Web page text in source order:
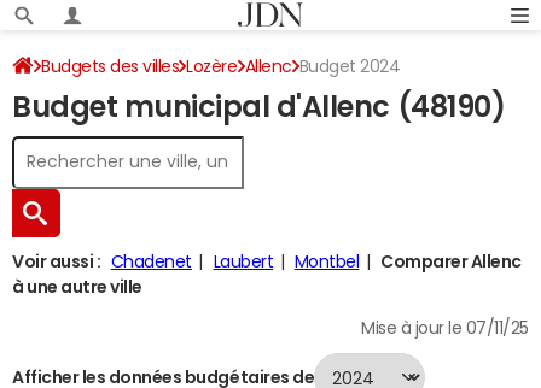
Budgets des villes Lozère Allenc Budget 2024
Budget municipal d'Allenc (48190)
Voir aussi : Chadenet Laubert Montbel
Comparer Allenc
à une autre ville
Mise à jour le 07/11/25
Afficher les données budgétaires de